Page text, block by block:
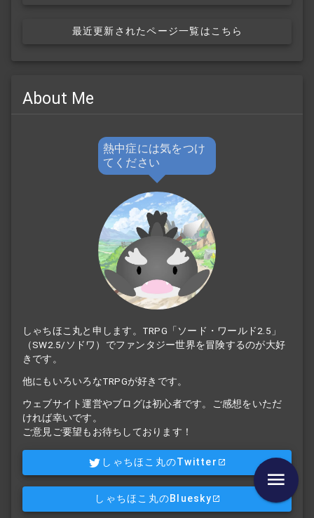
最近更新されたページ一覧はこちら
About Me
熱中症には気をつけ
てください
しゃちほこ丸と申します。TRPG「ソード・ワールド2.5」
（SW2.5/ソドワ）でファンタジー世界を冒険するのが大好
きです。
他にもいろいろなTRPGが好きです。
ウェブサイト運営やブログは初心者です。ご感想をいただ
ければ幸いです。
ご意見ご要望もお待ちしております！
しゃちほこ丸のTwitter
しゃちほこ丸のBluesky